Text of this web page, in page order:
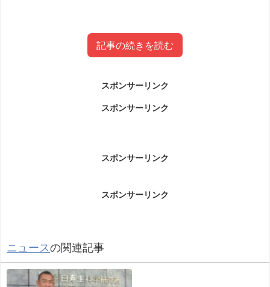
記事の続きを読む
性用のカツラをかぶって侵入したとして３７歳の男
りますと、杉本容疑者は２４日午後４時半ごろ、岡
崎市内の中学校に正当な理由がないのに侵入した建
造物侵入の疑いがもたれています。 校舎の入り口
スポンサーリンク
スポンサーリンク
スポンサーリンク
スポンサーリンク
ニュースの関連記事